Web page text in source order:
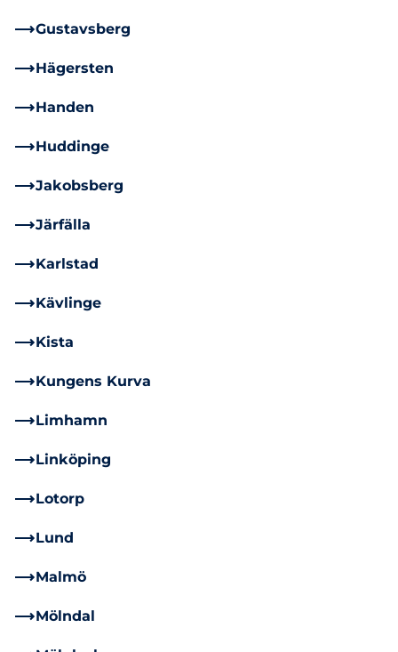
Gustavsberg
Hägersten
Handen
Huddinge
Jakobsberg
Järfälla
Karlstad
Kävlinge
Kista
Kungens Kurva
Limhamn
Linköping
Lotorp
Lund
Malmö
Mölndal